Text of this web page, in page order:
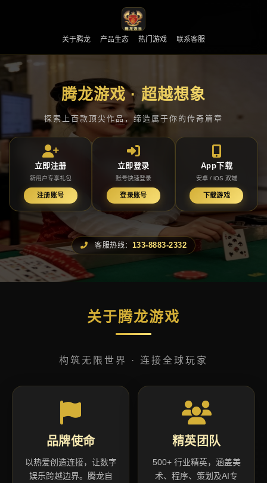
关于腾龙 产品生态 热门游戏 联系客服
腾龙游戏 · 超越想象
探索上百款顶尖作品，缔造属于你的传奇篇章
立即注册
新用户专享礼包
注册账号
立即登录
账号快速登录
登录账号
App下载
安卓 / iOS 双端
下载游戏
客服热线： 133-8883-2332
关于腾龙游戏
构筑无限世界 · 连接全球玩家
品牌使命
以热爱创造连接，让数字
娱乐跨越边界。腾龙自
精英团队
500+ 行业精英，涵盖美
术、程序、策划及AI专